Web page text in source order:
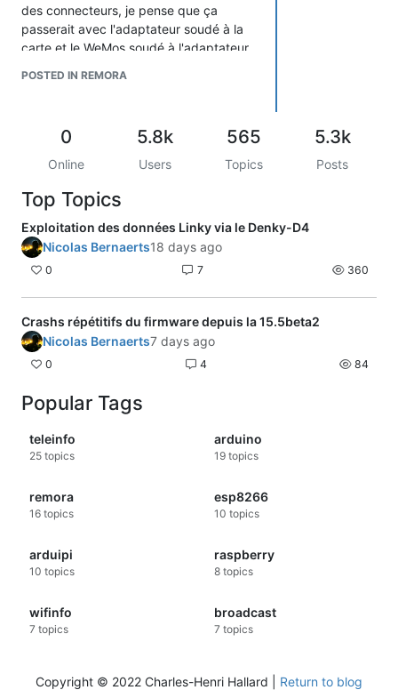
des connecteurs, je pense que ça
passerait avec l'adaptateur soudé à la
carte et le WeMos soudé à l'adaptateur.
bord de la carte, en utilisant la place
libérée par le passage d'un relais
Je crois que ça suffirait à pouvoir
POSTED IN REMORA
0
Online
5.8k
Users
565
Topics
5.3k
Posts
Top Topics
Exploitation des données Linky via le Denky-D4
Nicolas Bernaerts18 days ago
0 7 360
Crashs répétitifs du firmware depuis la 15.5beta2
Nicolas Bernaerts7 days ago
0 4 84
Popular Tags
teleinfo
25 topics
arduino
19 topics
remora
16 topics
esp8266
10 topics
arduipi
10 topics
raspberry
8 topics
wifinfo
7 topics
broadcast
7 topics
Copyright © 2022 Charles-Henri Hallard | Return to blog